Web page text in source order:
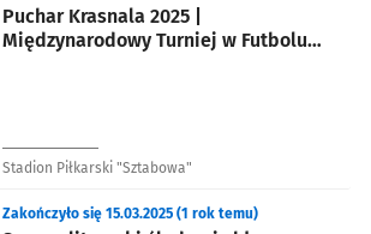
Puchar Krasnala 2025 |
Międzynarodowy Turniej w Futbolu
Stadion Piłkarski "Sztabowa"
Zakończyło się 15.03.2025 (1 rok temu)